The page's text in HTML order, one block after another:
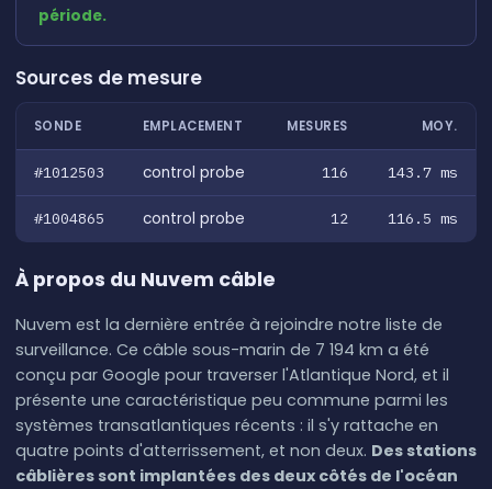
période.
Sources de mesure
SONDE EMPLACEMENT MESURES MOY.
#1012503 control probe 116 143.7 ms
#1004865 control probe 12 116.5 ms
À propos du Nuvem câble
Nuvem est la dernière entrée à rejoindre notre liste de
surveillance. Ce câble sous-marin de 7 194 km a été
conçu par Google pour traverser l'Atlantique Nord, et il
présente une caractéristique peu commune parmi les
systèmes transatlantiques récents : il s'y rattache en
quatre points d'atterrissement, et non deux. Des stations
câblières sont implantées des deux côtés de l'océan